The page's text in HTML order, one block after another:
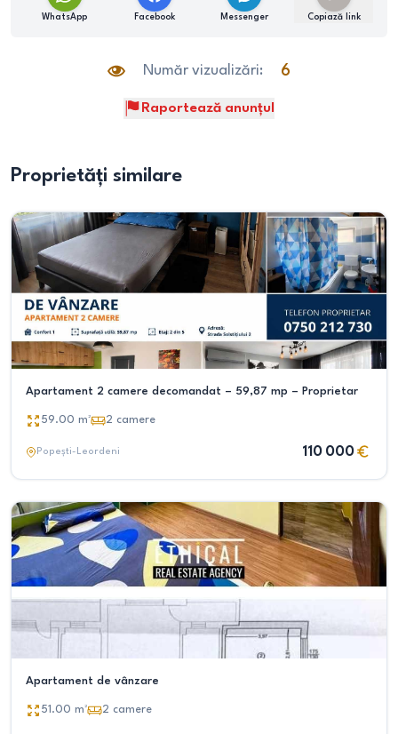
WhatsApp Facebook Messenger Copiază link
Număr vizualizări: 6
Raportează anunțul
Proprietăți similare
Apartament 2 camere decomandat – 59,87 mp – Proprietar
59.00 m² 2 camere
Popești-Leordeni 110 000
Apartament de vânzare
51.00 m² 2 camere